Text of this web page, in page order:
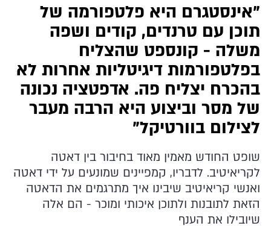
"אינסטגרם היא פלטפורמה של
תוכן עם טרנדים, קודים ושפה
משלה - קונספט שהצליח
בפלטפורמות דיגיטליות אחרות לא
בהכרח יצליח פה. אדפטציה נכונה
של מסר וביצוע היא הרבה מעבר
לצילום בוורטיקל"
שופט החודש מאמין מאוד בחיבור בין דאטה
לקריאיטיב. לדבריו, קמפיינים שמונעים על ידי דאטה
ואנשי קריאיטיב שיבינו איך מתרגמים את הדאטה
הזאת לתובנות ולתוכן איכותי ומוכר - הם אלה
שיובילו את הענף